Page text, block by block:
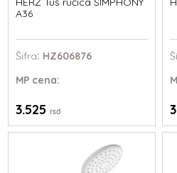
A36
Šifra: HZ606876
MP cena:
3.525rsd